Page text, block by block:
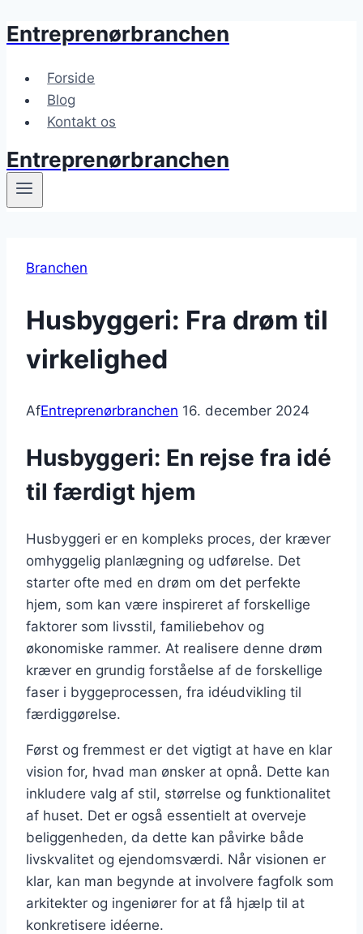
Fortsæt
indhold
Entreprenørbranchen
Forside
Blog
Kontakt os
Entreprenørbranchen
Branchen
Husbyggeri: Fra drøm til
virkelighed
AfEntreprenørbranchen 16. december 2024
Husbyggeri: En rejse fra idé
til færdigt hjem
Husbyggeri er en kompleks proces, der kræver
omhyggelig planlægning og udførelse. Det
starter ofte med en drøm om det perfekte
hjem, som kan være inspireret af forskellige
faktorer som livsstil, familiebehov og
økonomiske rammer. At realisere denne drøm
kræver en grundig forståelse af de forskellige
faser i byggeprocessen, fra idéudvikling til
færdiggørelse.
Først og fremmest er det vigtigt at have en klar
vision for, hvad man ønsker at opnå. Dette kan
inkludere valg af stil, størrelse og funktionalitet
af huset. Det er også essentielt at overveje
beliggenheden, da dette kan påvirke både
livskvalitet og ejendomsværdi. Når visionen er
klar, kan man begynde at involvere fagfolk som
arkitekter og ingeniører for at få hjælp til at
konkretisere idéerne.